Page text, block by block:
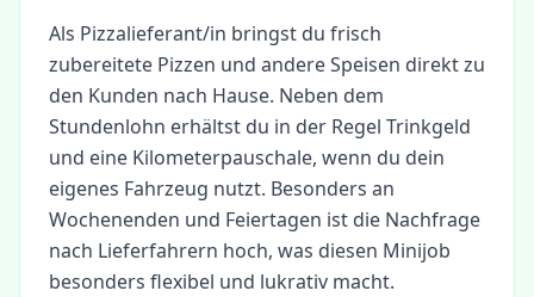
Als Pizzalieferant/in bringst du frisch
zubereitete Pizzen und andere Speisen direkt zu
den Kunden nach Hause. Neben dem
Stundenlohn erhältst du in der Regel Trinkgeld
und eine Kilometerpauschale, wenn du dein
eigenes Fahrzeug nutzt. Besonders an
Wochenenden und Feiertagen ist die Nachfrage
nach Lieferfahrern hoch, was diesen Minijob
besonders flexibel und lukrativ macht.